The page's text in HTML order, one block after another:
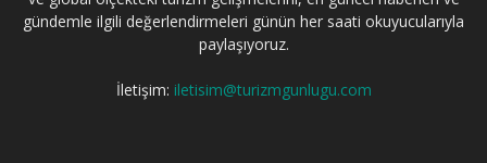
gündemle ilgili değerlendirmeleri günün her saati okuyucularıyla
paylaşıyoruz.
İletişim: iletisim@turizmgunlugu.com